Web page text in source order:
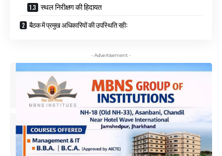
स्थल निरीक्षण की हिदायत
बैठक में प्रमुख अधिकारियों की उपस्थिति रही:
- Advertisement -